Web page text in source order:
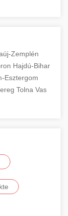
Zemplén
Hajdú-Bihar
Esztergom
Tolna Vas